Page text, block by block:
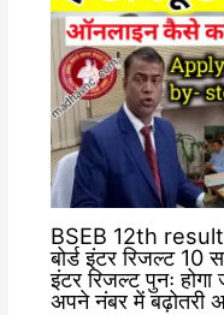
BSEB 12th
बोर्ड इंटर रिजल्ट 10
इंटर रिजल्ट पुनः
अपने नंबर में बढ़ोतरी